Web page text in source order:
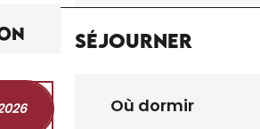
Séjourner
Où dormir